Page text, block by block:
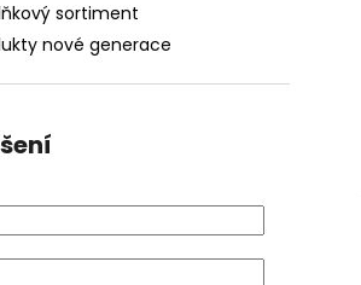
sortiment
nové generace